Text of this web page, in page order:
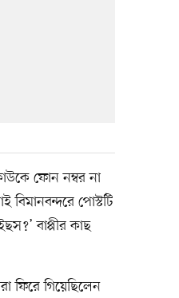
ফোন নম্বর না
পোস্টটি
বাপ্পীর কাছ
ফিরে গিয়েছিলেন